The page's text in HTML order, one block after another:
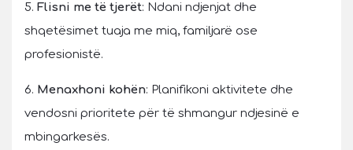
5. Flisni me të tjerët: Ndani ndjenjat dhe
shqetësimet tuaja me miq, familjarë ose
profesionistë.
6. Menaxhoni kohën: Planifikoni aktivitete dhe
vendosni prioritete për të shmangur ndjesinë e
mbingarkesës.